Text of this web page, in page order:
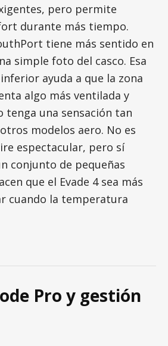
pero permite
durante más tiempo.
tiene más sentido en
simple foto del casco. Esa
ayuda a que la zona
algo más ventilada y
tenga una sensación tan
modelos aero. No es
espectacular, pero sí
conjunto de pequeñas
que el Evade 4 sea más
cuando la temperatura
Pro y gestión